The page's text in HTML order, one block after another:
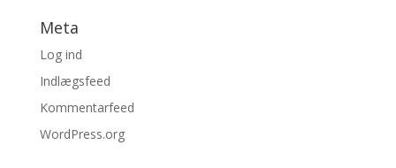
Meta
Log ind
Indlægsfeed
Kommentarfeed
WordPress.org